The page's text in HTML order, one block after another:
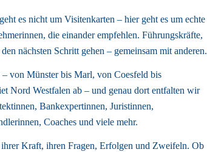
es nicht um Visitenkarten – hier geht es um echte
die einander empfehlen. Führungskräfte,
nächsten Schritt gehen – gemeinsam mit anderen.
von Münster bis Marl, von Coesfeld bis
Nord Westfalen ab – und genau dort entfalten wir
Bankexpertinnen, Juristinnen,
Coaches und viele mehr.
Kraft, ihren Fragen, Erfolgen und Zweifeln. Ob